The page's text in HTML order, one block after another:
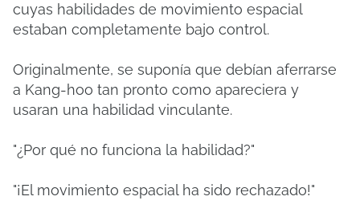
cuyas habilidades de movimiento espacial
estaban completamente bajo control.
Originalmente, se suponía que debían aferrarse
a Kang-hoo tan pronto como apareciera y
usaran una habilidad vinculante.
"¿Por qué no funciona la habilidad?"
"¡El movimiento espacial ha sido rechazado!"